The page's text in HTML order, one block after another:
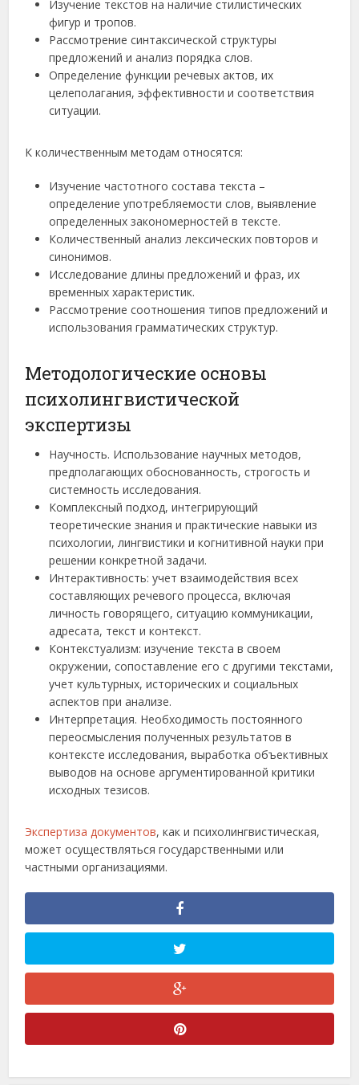
Изучение текстов на наличие стилистических
фигур и тропов.
Рассмотрение синтаксической структуры
предложений и анализ порядка слов.
Определение функции речевых актов, их
целеполагания, эффективности и соответствия
ситуации.
К количественным методам относятся:
Изучение частотного состава текста –
определение употребляемости слов, выявление
определенных закономерностей в тексте.
Количественный анализ лексических повторов и
синонимов.
Исследование длины предложений и фраз, их
временных характеристик.
Рассмотрение соотношения типов предложений и
использования грамматических структур.
Методологические основы
психолингвистической
экспертизы
Научность. Использование научных методов,
предполагающих обоснованность, строгость и
системность исследования.
Комплексный подход, интегрирующий
теоретические знания и практические навыки из
психологии, лингвистики и когнитивной науки при
решении конкретной задачи.
Интерактивность: учет взаимодействия всех
составляющих речевого процесса, включая
личность говорящего, ситуацию коммуникации,
адресата, текст и контекст.
Контекстуализм: изучение текста в своем
окружении, сопоставление его с другими текстами,
учет культурных, исторических и социальных
аспектов при анализе.
Интерпретация. Необходимость постоянного
переосмысления полученных результатов в
контексте исследования, выработка объективных
выводов на основе аргументированной критики
исходных тезисов.
Экспертиза документов, как и психолингвистическая,
может осуществляться государственными или
частными организациями.